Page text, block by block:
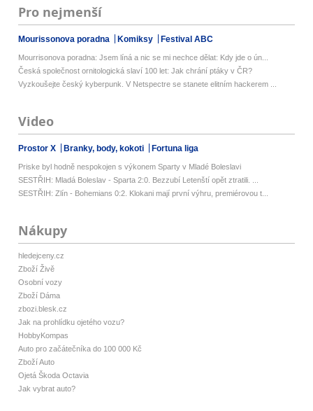
Pro nejmenší
Mourissonova poradna Komiksy Festival ABC
Mourrisonova poradna: Jsem líná a nic se mi nechce dělat: Kdy jde o ún...
Česká společnost ornitologická slaví 100 let: Jak chrání ptáky v ČR?
Vyzkoušejte český kyberpunk. V Netspectre se stanete elitním hackerem ...
Video
Prostor X Branky, body, kokoti Fortuna liga
Priske byl hodně nespokojen s výkonem Sparty v Mladé Boleslavi
SESTŘIH: Mladá Boleslav - Sparta 2:0. Bezzubí Letenští opět ztratili. ...
SESTŘIH: Zlín - Bohemians 0:2. Klokani mají první výhru, premiérovou t...
Nákupy
hledejceny.cz
Zboží Živě
Osobní vozy
Zboží Dáma
zbozi.blesk.cz
Jak na prohlídku ojetého vozu?
HobbyKompas
Auto pro začátečníka do 100 000 Kč
Zboží Auto
Ojetá Škoda Octavia
Jak vybrat auto?